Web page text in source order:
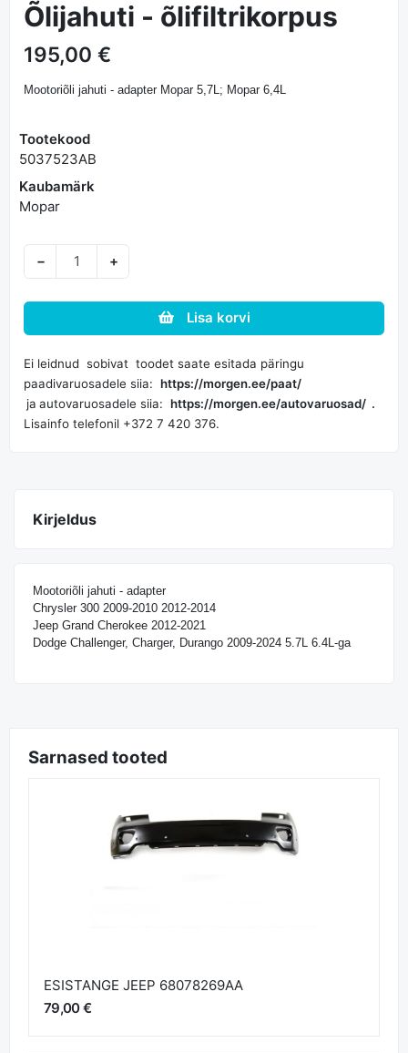
Õlijahuti - õlifiltrikorpus
195,00 €
Mootoriõli jahuti - adapter Mopar 5,7L; Mopar 6,4L
Tootekood
5037523AB
Kaubamärk
Mopar
− +
Lisa korvi
Ei leidnud sobivat toodet saate esitada päringu
paadivaruosadele siia: https://morgen.ee/paat/
ja autovaruosadele siia: https://morgen.ee/autovaruosad/ .
Lisainfo telefonil +372 7 420 376.
Kirjeldus
Mootoriõli jahuti - adapter
Chrysler 300 2009-2010 2012-2014
Jeep Grand Cherokee 2012-2021
Dodge Challenger, Charger, Durango 2009-2024 5.7L 6.4L-ga
Sarnased tooted
ESISTANGE JEEP 68078269AA
79,00 €